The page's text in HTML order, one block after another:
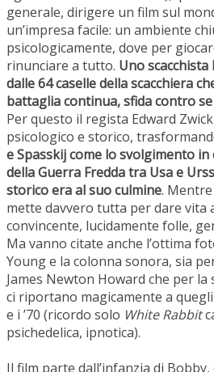
generale, dirigere un film sul
un’impresa facile: un ambiente
psicologicamente, dove per
rinunciare a tutto. Uno
dalle 64 caselle della scacchiera
battaglia continua, sfida contro
Per questo il regista Edward
psicologico e storico,
e Spasskij come lo svolgimento in
della Guerra Fredda tra Usa e
storico era al suo culmine.
mette davvero tutta per dare vita
convincente, lucidamente folle,
Ma vanno citate anche l’ottima
Young e la colonna sonora, sia
James Newton Howard che per la
ci riportano magicamente a quegli
e i ’70 (ricordo solo White Rabbit
psichedelica, ipnotica).
Il film parte dall’infanzia di